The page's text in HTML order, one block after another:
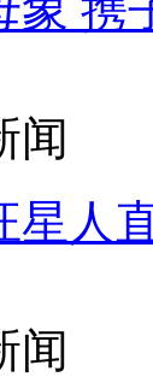
闻
星人
闻